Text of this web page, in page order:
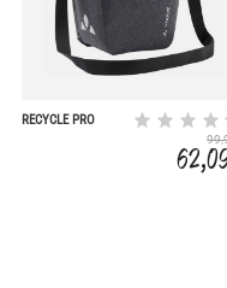
RECYCLE PRO